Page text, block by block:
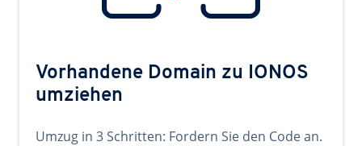
Vorhandene Domain zu IONOS
umziehen
Umzug in 3 Schritten: Fordern Sie den Code an.